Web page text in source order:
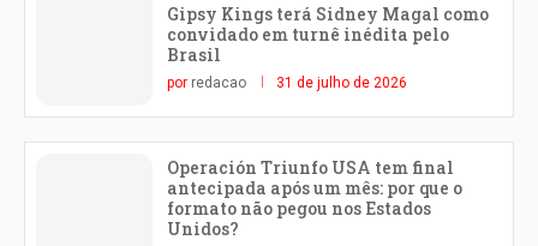
Gipsy Kings terá Sidney Magal como
convidado em turnê inédita pelo
Brasil
por redacao 31 de julho de 2026
Operación Triunfo USA tem final
antecipada após um mês: por que o
formato não pegou nos Estados
Unidos?